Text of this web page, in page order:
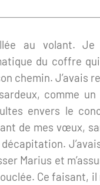
au volant. Je
du coffre
chemin. J’avais
comme un
envers le
de mes vœux,
Marius et
Ce faisant, il